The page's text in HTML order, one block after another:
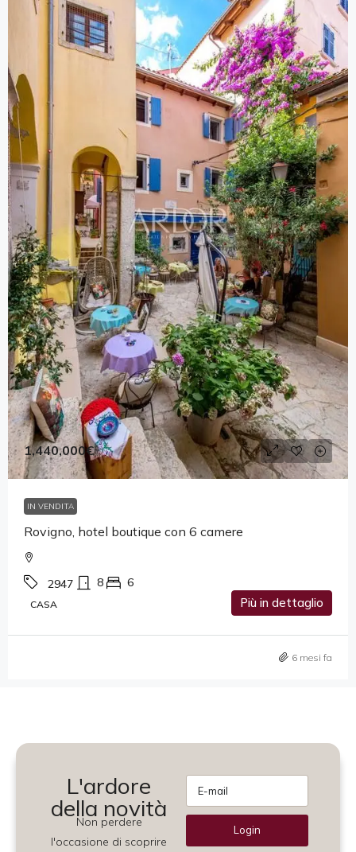
1,440,000€
IN VENDITA
Rovigno, hotel boutique con 6 camere
2947 8 6
CASA Più in dettaglio
6 mesi fa
L'ardore
della novità
Non perdere
l'occasione di scoprire
Login